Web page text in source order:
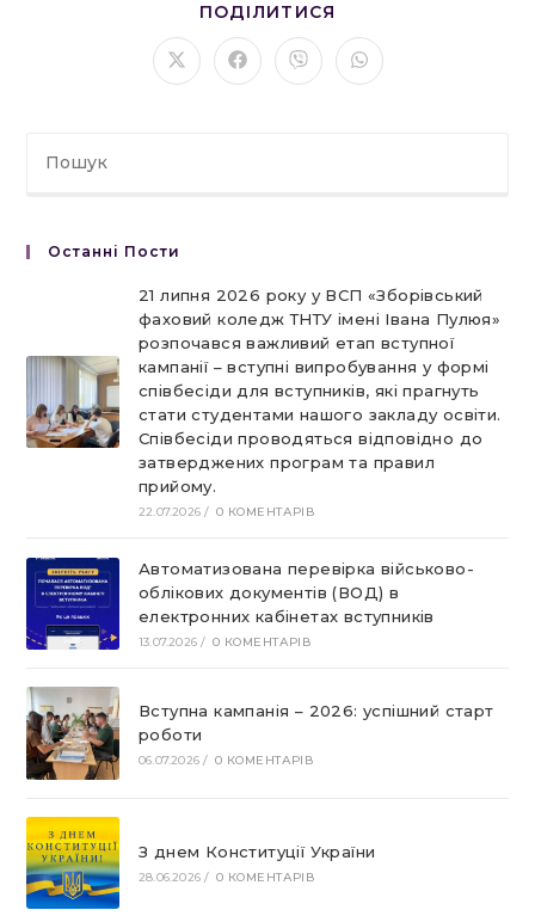
ПОДІЛИТИСЯ
ЦИМ
ВМІСТОМ
Відкрити
в
Відкрити
в
Відкрити
в
Відкрити
в
Останні Пости
21 липня 2026 року у ВСП «Зборівський
фаховий коледж ТНТУ імені Івана Пулюя»
розпочався важливий етап вступної
кампанії – вступні випробування у формі
співбесіди для вступників, які прагнуть
стати студентами нашого закладу освіти.
Співбесіди проводяться відповідно до
затверджених програм та правил
прийому.
22.07.2026 / 0 КОМЕНТАРІВ
Автоматизована перевірка військово-
облікових документів (ВОД) в
електронних кабінетах вступників
13.07.2026 / 0 КОМЕНТАРІВ
Вступна кампанія – 2026: успішний старт
роботи
06.07.2026 / 0 КОМЕНТАРІВ
З днем Конституції України
28.06.2026 / 0 КОМЕНТАРІВ